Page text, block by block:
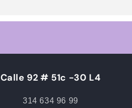
Calle 92 # 51c -30 L4
314 634 96 99